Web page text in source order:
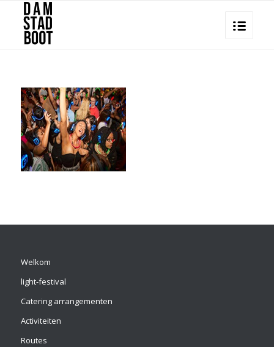
Welkom
light-festival
Catering arrangementen
Activiteiten
Routes